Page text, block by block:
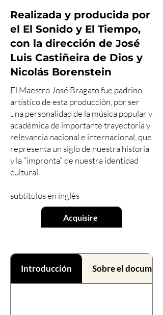
Realizada y producida por
el El Sonido y El Tiempo,
con la dirección de José
Luis Castiñeira de Dios y
Nicolás Borenstein
El Maestro José Bragato fue padrino
artístico de esta producción, por ser
una personalidad de la música popular y
académica de importante trayectoria y
relevancia nacional e internacional, que
representa un siglo de nuestra historia
y la “impronta” de nuestra identidad
cultural.
subtítulos en inglés
Acquisire
Introducción Sobre el